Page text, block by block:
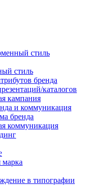
стиль
стиль
бренда
каталогов
кампания
и коммуникация
бренда
коммуникация
марка
в типографии